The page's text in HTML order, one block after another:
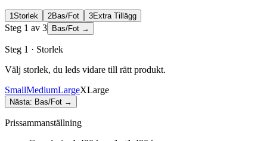
1 Storlek 2Bas/Fot 3Extra Tillägg
Steg 1 av 3 Bas/Fot →
Steg 1 · Storlek
Välj storlek, du leds vidare till rätt produkt.
SmallMediumLargeXLarge
Nästa: Bas/Fot →
Prissammanställning